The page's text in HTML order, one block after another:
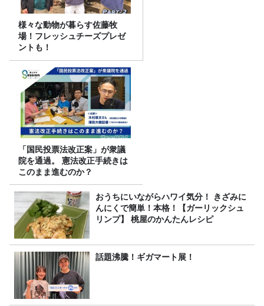
様々な動物が暮らす佐藤牧
場！フレッシュチーズプレゼ
ントも！
「国民投票法改正案」が衆議
院を通過。 憲法改正手続きは
このまま進むのか？
おうちにいながらハワイ気分！ きざみに
んにくで簡単！本格！【ガーリックシュ
リンプ】 桃屋のかんたんレシピ
話題沸騰！ギガマート展！